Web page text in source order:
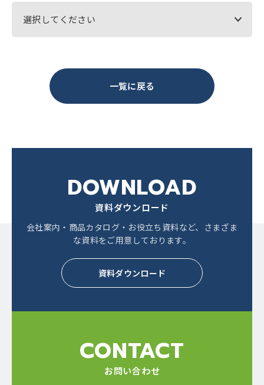
選択してください
一覧に戻る
DOWNLOAD
資料ダウンロード
会社案内・商品カタログ・お役立ち資料など、
さまざま
な資料をご用意しております。
資料ダウンロード
CONTACT
お問い合わせ